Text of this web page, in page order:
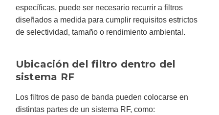
específicas, puede ser necesario recurrir a filtros
diseñados a medida para cumplir requisitos estrictos
de selectividad, tamaño o rendimiento ambiental.
Ubicación del filtro dentro del
sistema RF
Los filtros de paso de banda pueden colocarse en
distintas partes de un sistema RF, como: